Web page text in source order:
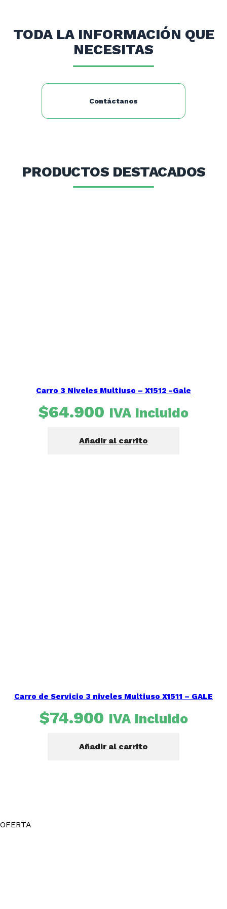
Peso: 24 kg.
Dimensiones: 57 × 27 × 45 cm.
TODA LA INFORMACIÓN QUE
NECESITAS
Contáctanos
PRODUCTOS DESTACADOS
Carro 3 Niveles Multiuso – X1512 -Gale
$64.900 IVA Incluido
Añadir al carrito
Carro de Servicio 3 niveles Multiuso X1511 – GALE
$74.900 IVA Incluido
Añadir al carrito
OFERTA